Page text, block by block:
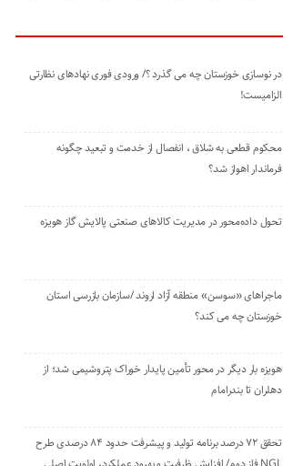
در نوسازی خوزستان چه می گذرد ؟/ ورودی فوری نهادهای نظارتی
الزامیست!
محکوم قطعی به شلاق ، انفصال از خدمت و تبعید چگونه
فرماندار اهواز شد؟
تحول داده‌محور در مدیریت کالاهای صنعتی پالایش گاز هویزه
ماجراهای «سوسن» منطقه آزاد اروند /سازمان بازرسی استان
خوزستان چه می کند؟
هویزه بار دیگر در محور تأمین پایدار خوراک پتروشیمی شد؛ از
دهلران تا بندرامام
تحقق ۷۲ درصد برنامه تولید و پیشرفت حدود ۸۴ درصدی طرح